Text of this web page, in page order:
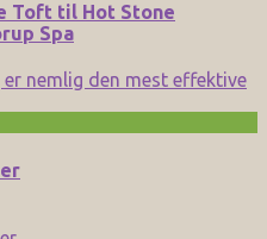
Toft til Hot Stone
Spa